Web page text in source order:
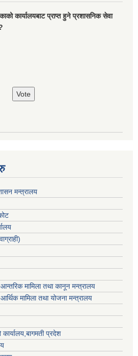
कार्यालयबाट प्राप्त हुने प्रशासनिक सेवा
मन्त्रालय
मामिला तथा कानून मन्त्रालय
मामिला तथा योजना मन्त्रालय
कार्यालय,बागमती प्रदेश